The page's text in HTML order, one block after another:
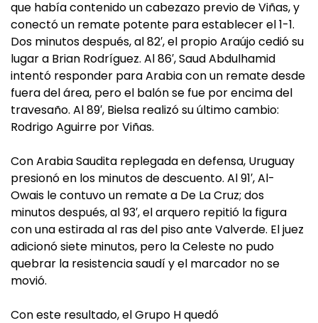
que había contenido un cabezazo previo de Viñas, y
conectó un remate potente para establecer el 1-1.
Dos minutos después, al 82′, el propio Araújo cedió su
lugar a Brian Rodríguez. Al 86′, Saud Abdulhamid
intentó responder para Arabia con un remate desde
fuera del área, pero el balón se fue por encima del
travesaño. Al 89′, Bielsa realizó su último cambio:
Rodrigo Aguirre por Viñas.
Con Arabia Saudita replegada en defensa, Uruguay
presionó en los minutos de descuento. Al 91′, Al-
Owais le contuvo un remate a De La Cruz; dos
minutos después, al 93′, el arquero repitió la figura
con una estirada al ras del piso ante Valverde. El juez
adicionó siete minutos, pero la Celeste no pudo
quebrar la resistencia saudí y el marcador no se
movió.
Con este resultado, el Grupo H quedó